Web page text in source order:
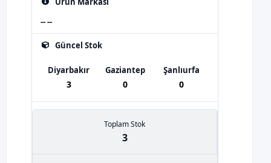
-- --
Güncel Stok
Diyarbakır
3
Gaziantep
0
Şanlıurfa
0
Toplam Stok
3